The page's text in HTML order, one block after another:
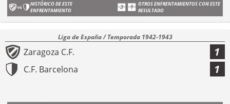
HISTÓRICO DE ESTE
ENFRENTAMIENTO
OTROS ENFRENTAMIENTOS CON ESTE
RESULTADO
Liga de España / Temporada 1942-1943
Zaragoza C.F. 1
C.F. Barcelona 1